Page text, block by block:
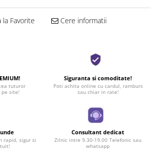
Favorite Cere informatii
tuturor
pe site!
Siguranta si comoditate!
Poti achita online cu cardul, ramburs
sau chiar in rate!
rapid, sigur si
Consultant dedicat
Zilnic intre 9.30-19.00 Telefonic sau
whatsapp